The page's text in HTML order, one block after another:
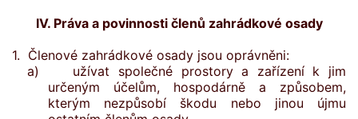
IV. Práva a povinnosti členů zahrádkové osady
1. Členové zahrádkové osady jsou oprávněni:
a) užívat společné prostory a zařízení k jim
určeným účelům, hospodárně a způsobem,
kterým nezpůsobí škodu nebo jinou újmu